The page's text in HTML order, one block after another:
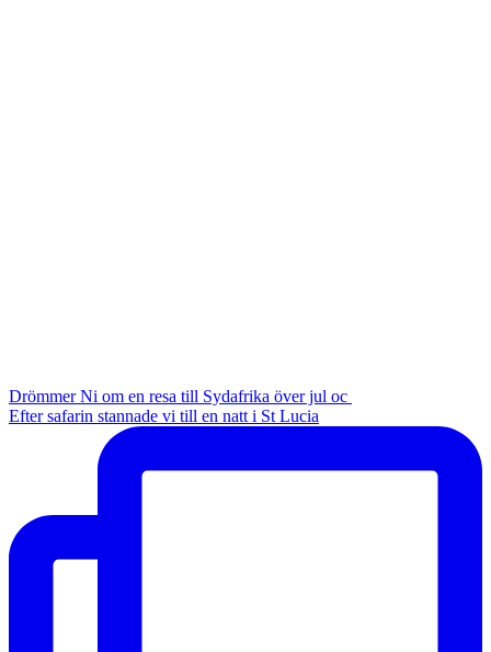
Drömmer Ni om en resa till Sydafrika över jul oc
Efter safarin stannade vi till en natt i St Lucia